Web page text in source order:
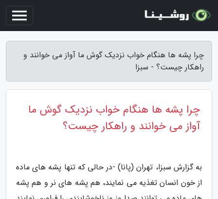
چرا پشه ها هنگام خواب نزدیک گوش ما آواز می خوانند و
راهکار چیست؟ - سبزا
چرا پشه ها هنگام خواب نزدیک گوش ما
آواز می خوانند و راهکار چیست؟
به گزارش سبزا، تهران (پانا) -در حالی که تنها پشه های ماده
از خون انسان تغذیه می نمایند، هم پشه های نر و هم پشه